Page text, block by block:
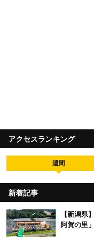
アクセスランキング
週間
新着記事
【新潟県
阿賀の里